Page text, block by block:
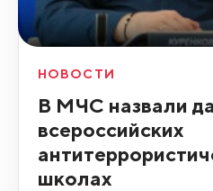
НОВОСТИ
В МЧС назвали
всероссийских
школах